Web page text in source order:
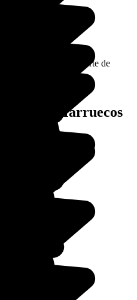
en la costa al norte de
a Marruecos